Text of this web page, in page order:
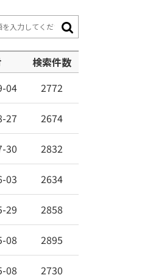
検索件数
04 2772
27 2674
30 2832
03 2634
29 2858
08 2895
08 2730